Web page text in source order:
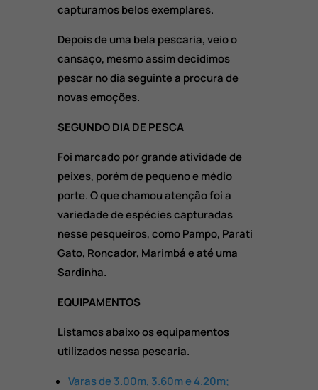
capturamos belos exemplares.
Depois de uma bela pescaria, veio o
cansaço, mesmo assim decidimos
pescar no dia seguinte a procura de
novas emoções.
SEGUNDO DIA DE PESCA
Foi marcado por grande atividade de
peixes, porém de pequeno e médio
porte. O que chamou atenção foi a
variedade de espécies capturadas
nesse pesqueiros, como Pampo, Parati
Gato, Roncador, Marimbá e até uma
Sardinha.
EQUIPAMENTOS
Listamos abaixo os equipamentos
utilizados nessa pescaria.
Varas de 3.00m, 3.60m e 4.20m;